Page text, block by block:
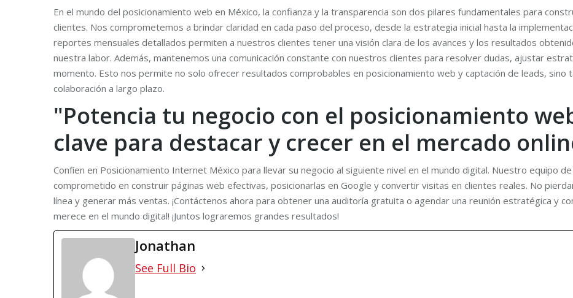
En el mundo del posicionamiento web en México, la confianza y la transparencia son dos pilares fundamentales para
clientes. Nos comprometemos a brindar claridad en cada paso del proceso, desde la estrategia inicial hasta la
reportes mensuales detallados permiten a nuestros clientes tener una visión clara de los avances y los resultados
nuestra labor. Además, mantenemos una comunicación constante con nuestros clientes para resolver dudas, ajustar
momento. Esto nos permite no solo ofrecer resultados comprobables en posicionamiento web y captación de leads, sino
colaboración a largo plazo.
"Potencia tu negocio con el posicionamiento
clave para destacar y crecer en el mercado
Confíen en Posicionamiento Internet México para llevar su negocio al siguiente nivel en el mundo digital. Nuestro equipo
comprometido en construir páginas web efectivas, posicionarlas en Google y convertir visitas en clientes reales. No
línea y generar más ventas. ¡Contáctenos ahora para obtener una auditoría gratuita o agendar una reunión estratégica y
merece en el mundo digital! ¡Juntos lograremos grandes resultados!
Jonathan
See Full Bio